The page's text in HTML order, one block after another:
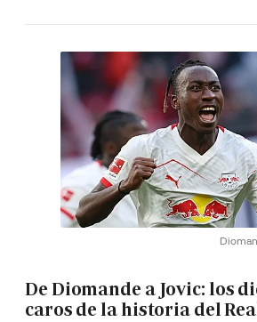
De Diomande a Jovic: los
caros de la historia del